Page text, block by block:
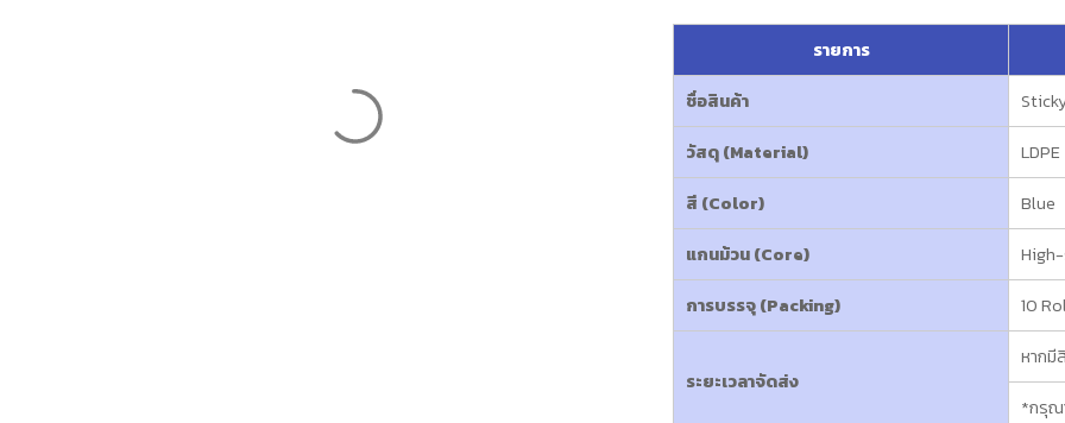
รายการ
ชื่อสินค้า
วัสดุ (Material)
LDPE
สี (Color)
Blue
แกนม้วน (Core)
การบรรจุ (Packing)
10
ระยะเวลาจัดส่ง
หากมี
*กรุณ